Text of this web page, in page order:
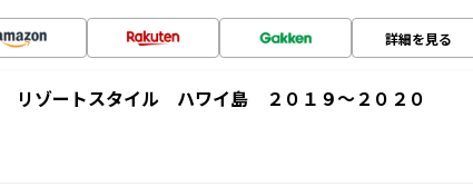
詳細を見る
ゾートスタイル ハワイ島 ２０１９～２０２０